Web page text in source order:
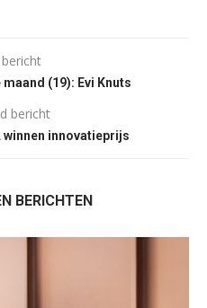
(19): Evi Knuts
bericht
winnen innovatieprijs
BERICHTEN